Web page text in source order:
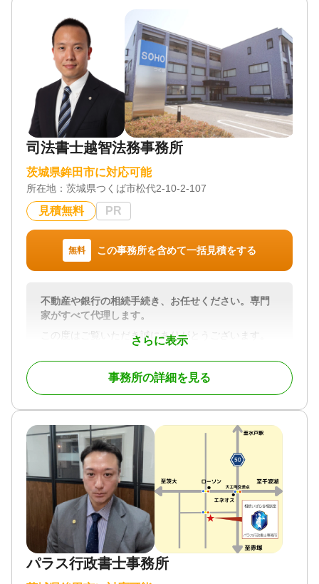
対応地域
全国対応可能
対応業務
相続トラブル（弁護士相談）
対応体制
電話相談可 / 訪問可 / 土日相談可 / 初回相談無料 / 18
時以降相談可 / オンライン面談可 / 事務所面談可
司法書士越智法務事務所
茨城県鉾田市に対応可能
所在地： 茨城県つくば市松代2-10-2-107
見積無料 PR
無料 この事務所を含めて一括見積をする
さらに表示
不動産や銀行の相続手続き、お任せください。専門
家がすべて代理します。
この度はご覧いただき誠にありがとうございます。
つくば相続相談ひろば（運営：司法書士越智法務事
務所）の代表越智研介と申します。
ばいいのか分からない」とお困りではないでしょう
か。
2024年4月1日より相続登記が義務化され、すべての
相続人にとって避けられない手続きとなりました。
期限内に適切な対応をしなければ、ペナルティが科
される可能性もあります。
つくば相続相談ひろば（運営：司法書士越智法務事
務所）では、
事務所の詳細を見る
パラス行政書士事務所